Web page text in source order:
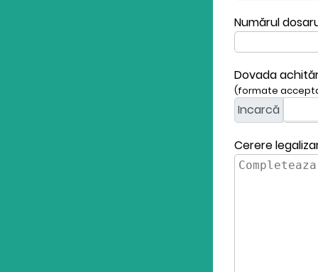
Numărul
Dovada
(formate
Incarcă
Cerere